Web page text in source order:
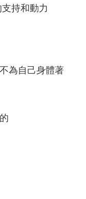
持和動力
為自己身體著